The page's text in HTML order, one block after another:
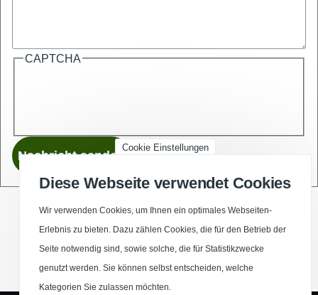
CAPTCHA
(Opens in a new window)
(Opens in a new window)
(Opens in a new window)
(Opens in a new
Cookie Einstellungen
Diese Webseite verwendet Cookies
Wir verwenden Cookies, um Ihnen ein optimales Webseiten-
Erlebnis zu bieten. Dazu zählen Cookies, die für den Betrieb der
Seite notwendig sind, sowie solche, die für Statistikzwecke
genutzt werden. Sie können selbst entscheiden, welche
Kategorien Sie zulassen möchten.